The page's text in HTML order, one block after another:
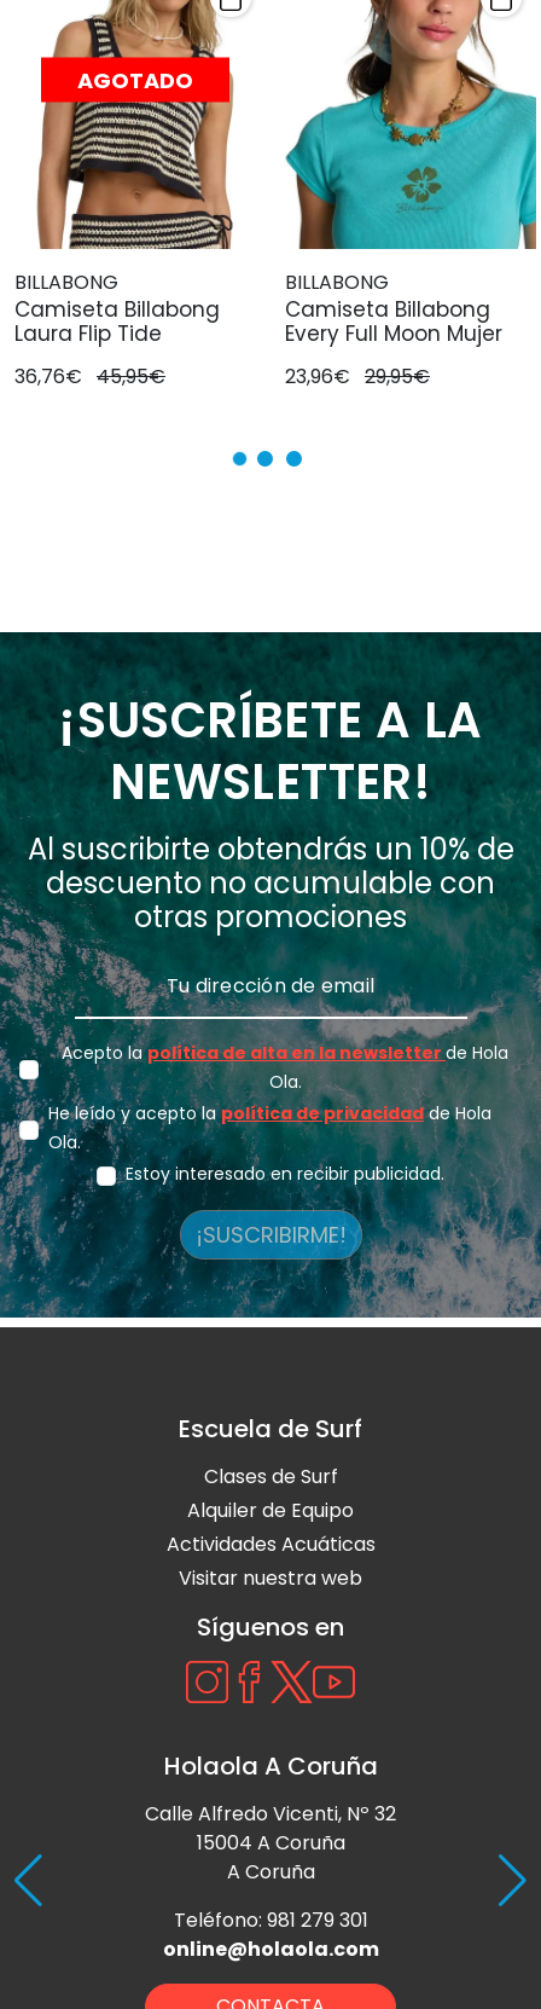
AGOTADO
BILLABONG
Camiseta Billabong
Laura Flip Tide
36,76€ 45,95€
BILLABONG
Camiseta Billabong
Every Full Moon Mujer
23,96€ 29,95€
¡SUSCRÍBETE A LA
NEWSLETTER!
Al suscribirte obtendrás un 10% de
descuento no acumulable con
otras promociones
Acepto lapolítica de alta en la newsletter de Hola
Ola.
He leído y acepto lapolítica de privacidadde Hola
Ola.
Estoy interesado en recibir publicidad.
¡SUSCRIBIRME!
Escuela de Surf
Clases de Surf
Alquiler de Equipo
Actividades Acuáticas
Visitar nuestra web
Síguenos en
Holaola A Coruña
Calle Alfredo Vicenti, Nº 32
15004 A Coruña
A Coruña
Teléfono: 981 279 301
online@holaola.com